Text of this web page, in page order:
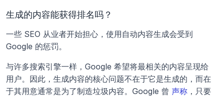
生成的内容能获得排名吗？
一些 SEO 从业者开始担心，使用自动内容生成会受到
Google 的惩罚。
与许多搜索引擎一样，Google 希望将最相关的内容呈现给
用户。因此，生成内容的核心问题不在于它是生成的，而在
于其用意通常是为了制造垃圾内容。Google 曾 声称 ，只要